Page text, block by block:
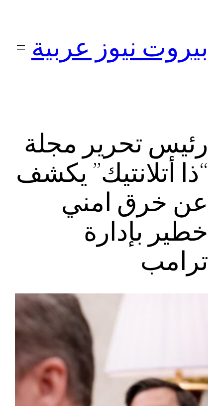
بيروت نيوز عربية
رئيس تحرير مجلة
“ذا أتلانتيك” يكشف
عن خرق امني
خطير بإدارة
ترامب